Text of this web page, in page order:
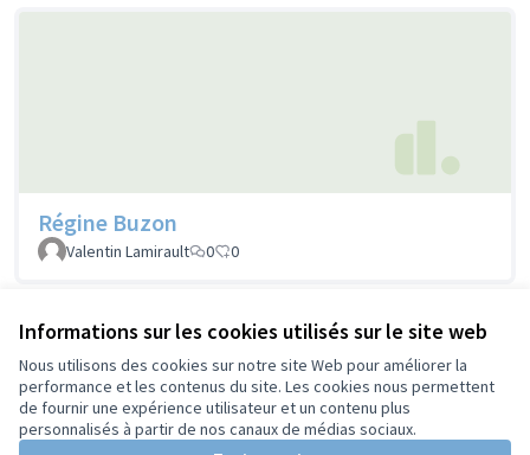
Informations sur les cookies utilisés sur le site web
Nous utilisons des cookies sur notre site Web pour améliorer la
performance et les contenus du site. Les cookies nous permettent
de fournir une expérience utilisateur et un contenu plus
personnalisés à partir de nos canaux de médias sociaux.
Régine Buzon
Valentin Lamirault 0 0
Voir toutes les propositions retirées
Conditions d'utilisation
Paramètres des cookies